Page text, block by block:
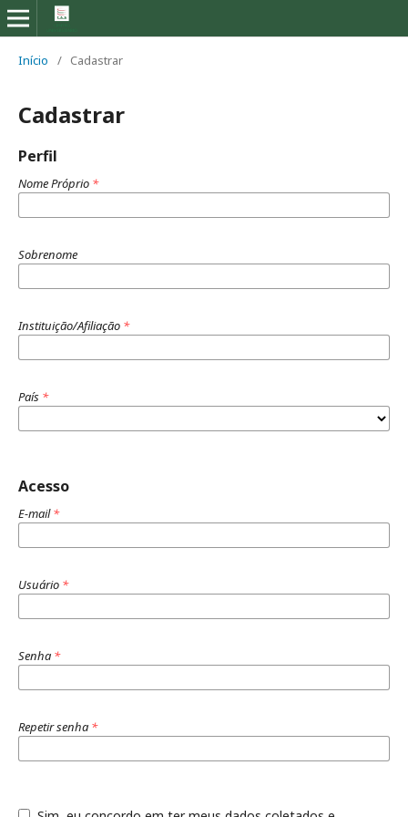
Início / Cadastrar
Cadastrar
Perfil
Nome Próprio *
Sobrenome
Instituição/Afiliação *
País *
Acesso
E-mail*
Usuário *
Senha *
Repetir senha *